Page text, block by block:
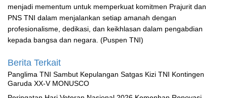
menjadi mementum untuk memperkuat komitmen Prajurit dan
PNS TNI dalam menjalankan setiap amanah dengan
profesionalisme, dedikasi, dan keikhlasan dalam pengabdian
kepada bangsa dan negara. (Puspen TNI)
Berita Terkait
Panglima TNI Sambut Kepulangan Satgas Kizi TNI Kontingen
Garuda XX-V MONUSCO